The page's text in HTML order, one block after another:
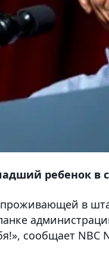
ребенок в
в
сообщает NBC